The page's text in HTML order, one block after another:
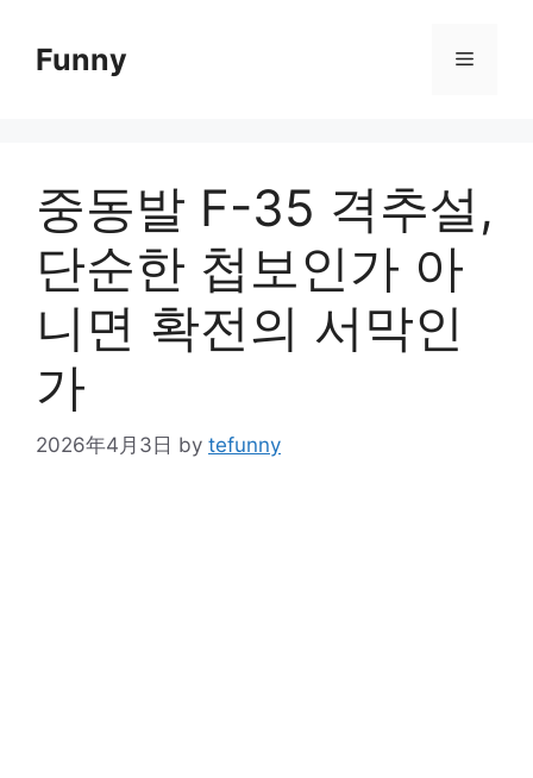
contentFunny Menu
중동발 F-35 격추설,
단순한 첩보인가 아
니면 확전의 서막인
가
2026年4月3日 by tefunny